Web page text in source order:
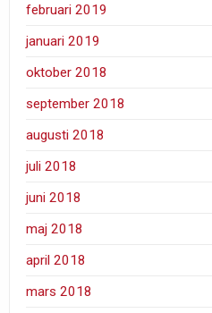
februari 2019
januari 2019
oktober 2018
september 2018
augusti 2018
juli 2018
juni 2018
maj 2018
april 2018
mars 2018